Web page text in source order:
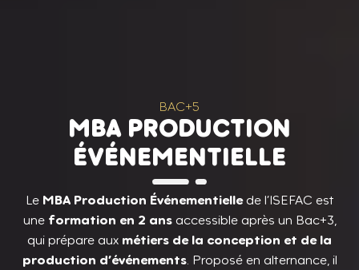
BAC+5
MBA PRODUCTION
ÉVÉNEMENTIELLE
Le MBA Production Événementiellede l’ISEFAC est
une formation en 2 ansaccessible après un Bac+3,
qui prépare aux métiers de la conception et de la
production d’événements. Proposé en alternance, il